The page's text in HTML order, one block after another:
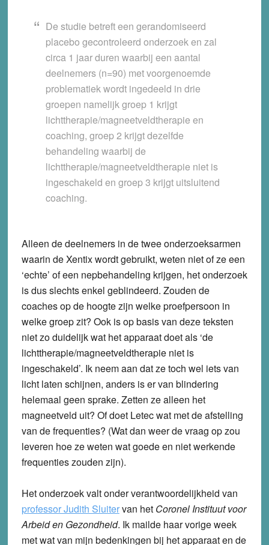
De studie betreft een gerandomiseerd
placebo gecontroleerd onderzoek en zal
circa 1 jaar duren waarbij een aantal
deelnemers (n=90) met voorgenoemde
problematiek wordt ingedeeld in drie
groepen namelijk groep 1 krijgt
lichttherapie/magneetveldtherapie en
coaching, groep 2 krijgt dezelfde
behandeling waarbij de
lichttherapie/magneetveldtherapie niet is
ingeschakeld en groep 3 krijgt uitsluitend
coaching.
Alleen de deelnemers in de twee onderzoeksarmen
waarin de Xentix wordt gebruikt, weten niet of ze een
‘echte’ of een nepbehandeling krijgen, het onderzoek
is dus slechts enkel geblindeerd. Zouden de
coaches op de hoogte zijn welke proefpersoon in
welke groep zit? Ook is op basis van deze teksten
niet zo duidelijk wat het apparaat doet als ‘de
lichttherapie/magneetveldtherapie niet is
ingeschakeld’. Ik neem aan dat ze toch wel iets van
licht laten schijnen, anders is er van blindering
helemaal geen sprake. Zetten ze alleen het
magneetveld uit? Of doet Letec wat met de afstelling
van de frequenties? (Wat dan weer de vraag op zou
leveren hoe ze weten wat goede en niet werkende
frequenties zouden zijn).
Het onderzoek valt onder verantwoordelijkheid van
professor Judith Sluitervan het Coronel Instituut voor
Arbeid en Gezondheid. Ik mailde haar vorige week
met wat van mijn bedenkingen bij het apparaat en de